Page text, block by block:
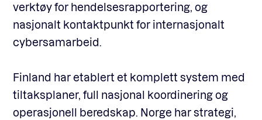
verktøy for hendelsesrapportering, og
nasjonalt kontaktpunkt for internasjonalt
cybersamarbeid.
Finland har etablert et komplett system med
tiltaksplaner, full nasjonal koordinering og
operasjonell beredskap. Norge har strategi,